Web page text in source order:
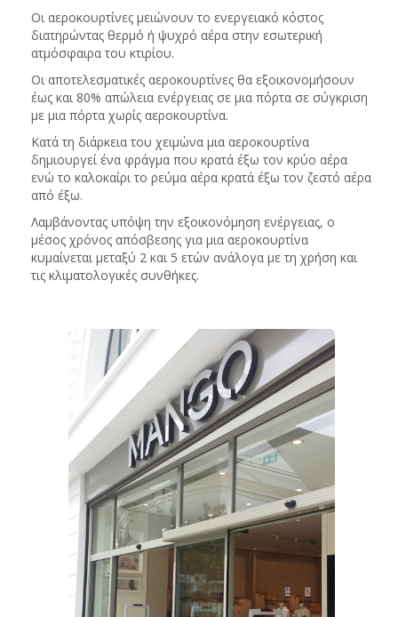
Οι αεροκουρτίνες μειώνουν το ενεργειακό κόστος
διατηρώντας θερμό ή ψυχρό αέρα στην εσωτερική
ατμόσφαιρα του κτιρίου.
Οι αποτελεσματικές αεροκουρτίνες θα εξοικονομήσουν
έως και 80% απώλεια ενέργειας σε μια πόρτα σε σύγκριση
με μια πόρτα χωρίς αεροκουρτίνα.
Κατά τη διάρκεια του χειμώνα μια αεροκουρτίνα
δημιουργεί ένα φράγμα που κρατά έξω τον κρύο αέρα
ενώ το καλοκαίρι το ρεύμα αέρα κρατά έξω τον ζεστό αέρα
από έξω.
Λαμβάνοντας υπόψη την εξοικονόμηση ενέργειας, ο
μέσος χρόνος απόσβεσης για μια αεροκουρτίνα
κυμαίνεται μεταξύ 2 και 5 ετών ανάλογα με τη χρήση και
τις κλιματολογικές συνθήκες.